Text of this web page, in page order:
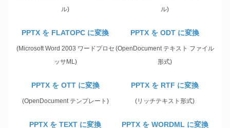
ル)
ル)
PPTX を FLATOPC に変換
(Microsoft Word 2003 ワードプロセ
ッサML)
PPTX を ODT に変換
(OpenDocument テキスト ファイル
形式)
PPTX を OTT に変換
(OpenDocument テンプレート)
PPTX を RTF に変換
(リッチテキスト形式)
PPTX を TEXT に変換 PPTX を WORDML に変換